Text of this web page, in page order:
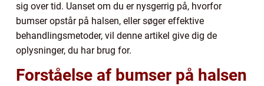
sig over tid. Uanset om du er nysgerrig på, hvorfor
bumser opstår på halsen, eller søger effektive
behandlingsmetoder, vil denne artikel give dig de
oplysninger, du har brug for.
Forståelse af bumser på halsen